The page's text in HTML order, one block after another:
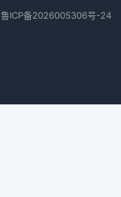
鲁ICP备2026005306号-24